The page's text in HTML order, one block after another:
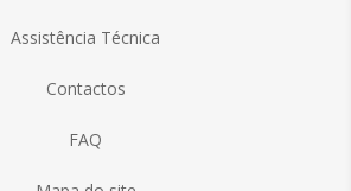
Assistência Técnica
Contactos
FAQ